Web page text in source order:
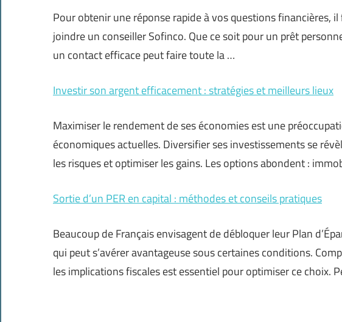
Pour obtenir une réponse rapide à vos questions financières,
joindre un conseiller Sofinco. Que ce soit pour un prêt
un contact efficace peut faire toute la …
Investir son argent efficacement : stratégies et meilleurs lieux
Maximiser le rendement de ses économies est une
économiques actuelles. Diversifier ses investissements se
les risques et optimiser les gains. Les options abondent :
Sortie d’un PER en capital : méthodes et conseils pratiques
Beaucoup de Français envisagent de débloquer leur Plan
qui peut s’avérer avantageuse sous certaines conditions.
les implications fiscales est essentiel pour optimiser ce choix.